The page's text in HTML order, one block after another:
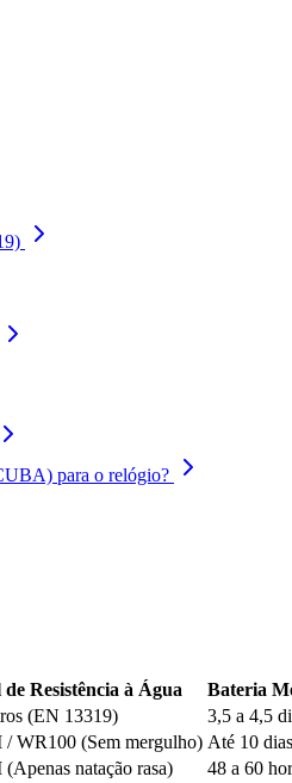
para o relógio?
Resistência à Água Bateria
(EN 13319) 3,5 a 4,5
/ WR100 (Sem mergulho) Até 10 dias
natação rasa) 48 a 60